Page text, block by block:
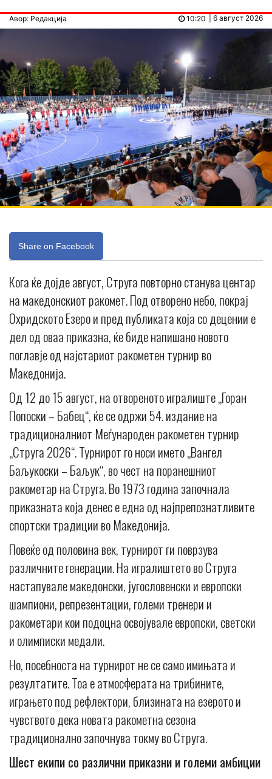
Авор: Редакција | 6 август 2026
10:20
Share on Facebook
Кога ќе дојде август, Струга повторно станува центар
на македонскиот ракомет. Под отворено небо, покрај
Охридското Езеро и пред публиката која со децении е
дел од оваа приказна, ќе биде напишано новото
поглавје од најстариот ракометен турнир во
Македонија.
Од 12 до 15 август, на отвореното игралиште „Горан
Попоски – Бабец“, ќе се одржи 54. издание на
традиционалниот Меѓународен ракометен турнир
„Струга 2026“. Турнирот го носи името „Вангел
Баљукоски – Баљук“, во чест на поранешниот
ракометар на Струга. Во 1973 година започнала
приказната која денес е една од најпрепознатливите
спортски традиции во Македонија.
Повеќе од половина век, турнирот ги поврзува
различните генерации. На игралиштето во Струга
настапувале македонски, југословенски и европски
шампиони, репрезентации, големи тренери и
ракометари кои подоцна освојувале европски, светски
и олимписки медали.
Но, посебноста на турнирот не се само имињата и
резултатите. Тоа е атмосферата на трибините,
играњето под рефлектори, близината на езерото и
чувството дека новата ракометна сезона
традиционално започнува токму во Струга.
Шест екипи со различни приказни и големи амбиции